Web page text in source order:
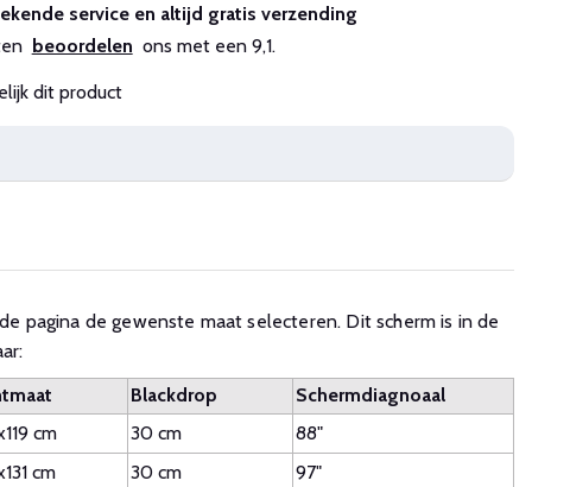
service en altijd gratis verzending
beoordelen ons met een 9,1.
dit product
pagina de gewenste maat selecteren. Dit scherm is in de
Blackdrop
Schermdiagnoaal
cm 30 cm
88"
cm 30 cm
97"